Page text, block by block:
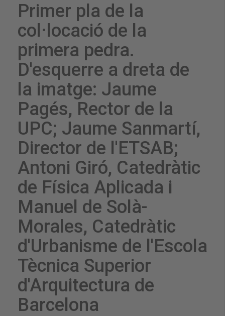
Primer pla de la
col·locació de la
primera pedra.
D'esquerre a dreta de
la imatge: Jaume
Pagés, Rector de la
UPC; Jaume Sanmartí,
Director de l'ETSAB;
Antoni Giró, Catedràtic
de Física Aplicada i
Manuel de Solà-
Morales, Catedràtic
d'Urbanisme de l'Escola
Tècnica Superior
d'Arquitectura de
Barcelona